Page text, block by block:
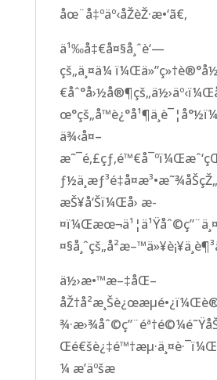
åœ¨å‡ºäº‹åŽèŽ·æ•‘ã€‚
ä¹‰å‡€å¤§å¸ˆè‘—
çš„ä¸¤ä¼
ä¾‹å¤–
æŠ¥å‘Šï¼Œå› æ­
ä½›æ•™æ–‡åŒ–
¼ æ’­äºšæ